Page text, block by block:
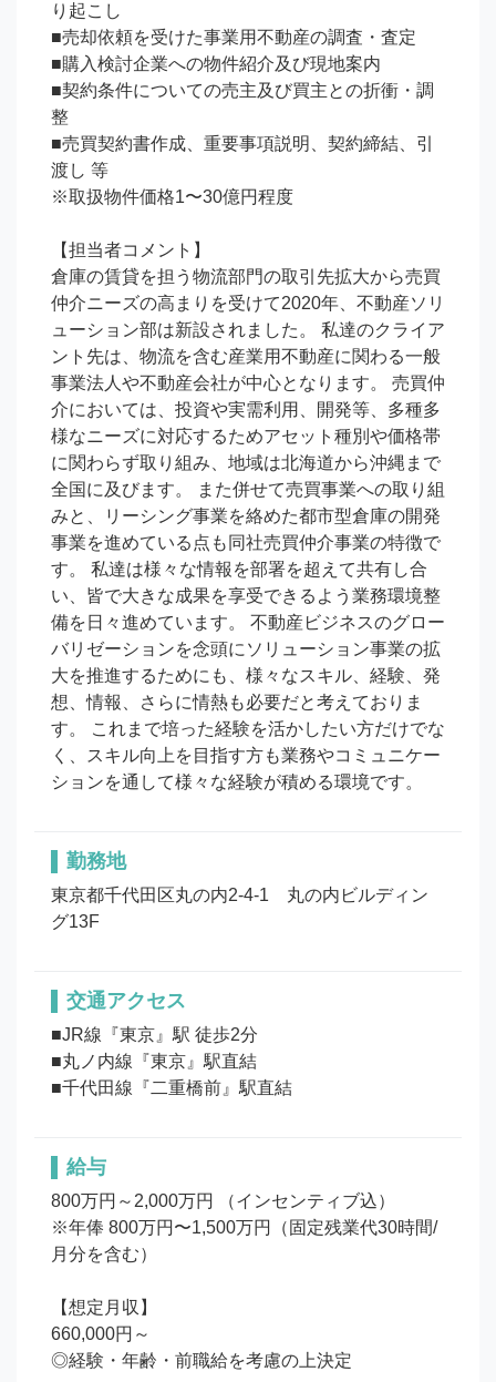
り起こし
■売却依頼を受けた事業用不動産の調査・査定
■購入検討企業への物件紹介及び現地案内
■契約条件についての売主及び買主との折衝・調
整
■売買契約書作成、重要事項説明、契約締結、引
渡し 等
※取扱物件価格1〜30億円程度
【担当者コメント】
倉庫の賃貸を担う物流部門の取引先拡大から売買
仲介ニーズの高まりを受けて2020年、不動産ソリ
ューション部は新設されました。 私達のクライア
ント先は、物流を含む産業用不動産に関わる一般
事業法人や不動産会社が中心となります。 売買仲
介においては、投資や実需利用、開発等、多種多
様なニーズに対応するためアセット種別や価格帯
に関わらず取り組み、地域は北海道から沖縄まで
全国に及びます。 また併せて売買事業への取り組
みと、リーシング事業を絡めた都市型倉庫の開発
事業を進めている点も同社売買仲介事業の特徴で
す。 私達は様々な情報を部署を超えて共有し合
い、皆で大きな成果を享受できるよう業務環境整
備を日々進めています。 不動産ビジネスのグロー
バリゼーションを念頭にソリューション事業の拡
大を推進するためにも、様々なスキル、経験、発
想、情報、さらに情熱も必要だと考えておりま
す。 これまで培った経験を活かしたい方だけでな
く、スキル向上を目指す方も業務やコミュニケー
ションを通して様々な経験が積める環境です。
勤務地
東京都千代田区丸の内2-4-1　丸の内ビルディン
グ13F
交通アクセス
■JR線『東京』駅 徒歩2分
■丸ノ内線『東京』駅直結
■千代田線『二重橋前』駅直結
給与
800万円～2,000万円 （インセンティブ込）
※年俸 800万円〜1,500万円（固定残業代30時間/
月分を含む）
【想定月収】
660,000円～
◎経験・年齢・前職給を考慮の上決定